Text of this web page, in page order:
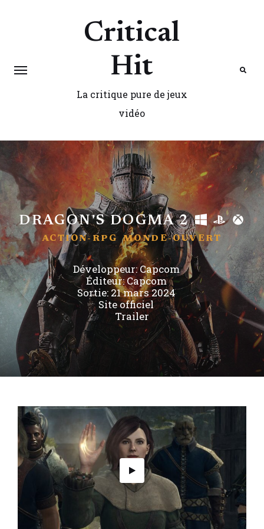
Critical
Hit
La critique pure de jeux
vidéo
DRAGON'S DOGMA 2
ACTION-RPG MONDE-OUVERT
Développeur:Capcom
Éditeur:Capcom
Sortie: 21 mars 2024
Site officiel
Trailer